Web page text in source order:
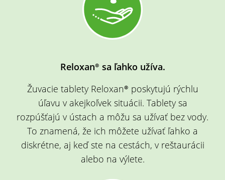
Reloxan® sa ľahko užíva.
Žuvacie tablety Reloxan® poskytujú rýchlu
úľavu v akejkoľvek situácii. Tablety sa
rozpúšťajú v ústach a môžu sa užívať bez vody.
To znamená, že ich môžete užívať ľahko a
diskrétne, aj keď ste na cestách, v reštaurácii
alebo na výlete.